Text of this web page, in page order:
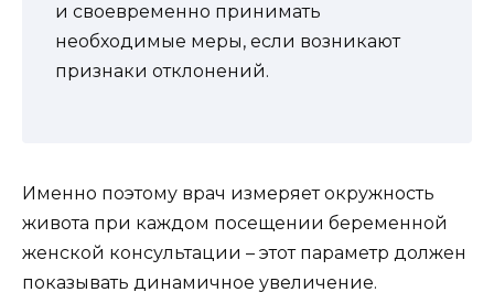
и своевременно принимать
необходимые меры, если возникают
признаки отклонений.
Именно поэтому врач измеряет окружность
живота при каждом посещении беременной
женской консультации – этот параметр должен
показывать динамичное увеличение.